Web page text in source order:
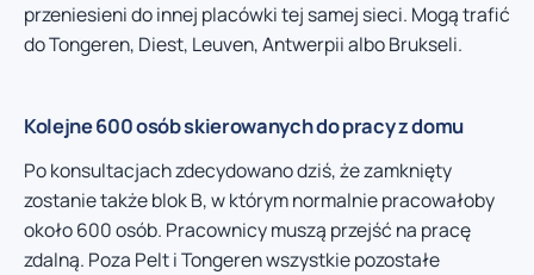
przeniesieni do innej placówki tej samej sieci. Mogą trafić
do Tongeren, Diest, Leuven, Antwerpii albo Brukseli.
Kolejne 600 osób skierowanych do pracy z domu
Po konsultacjach zdecydowano dziś, że zamknięty
zostanie także blok B, w którym normalnie pracowałoby
około 600 osób. Pracownicy muszą przejść na pracę
zdalną. Poza Pelt i Tongeren wszystkie pozostałe